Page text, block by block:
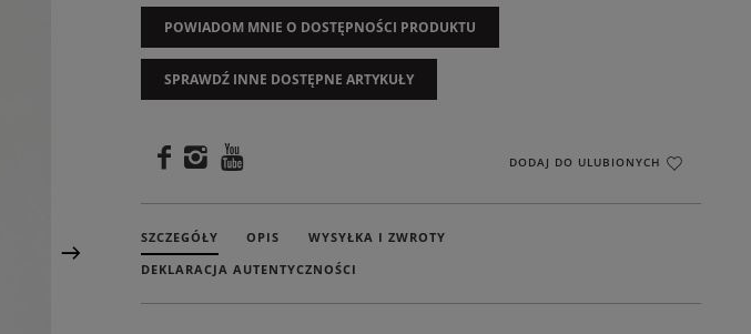
POWIADOM MNIE O DOSTĘPNOŚCI PRODUKTU
SPRAWDŹ INNE DOSTĘPNE ARTYKUŁY
DODAJ DO ULUBIONYCH
SZCZEGÓŁY OPIS
WYSYŁKA I ZWROTY
DEKLARACJA AUTENTYCZNOŚCI